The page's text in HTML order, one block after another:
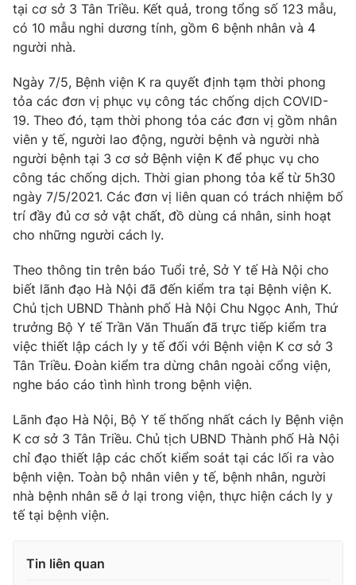
VTV Sức khoẻ Bất động sản
Thị trường 24h Tấm lòng Việt
VTV4 Vươn mình bằng AI
VTV9 VTV8
Liên hệ tòa soạn English
THỜI BÁO VTV
Theo dõi báo trên
Cơ quan chủ quản:Đài Truyền hình Việt Nam
Cơ quan báo chí:
Thời báo VTV
Giấy phép hoạt động báo in và báo điện tử số 483/GP-BTTTT
cấp ngày 29/12/2023
Tổng Biên tập:Vũ Thanh Thủy
Tổng đài VTV:024.38 355 931 - 024.38 355 932
tại cơ sở 3 Tân Triều. Kết quả, trong tổng số 123 mẫu,
có 10 mẫu nghi dương tính, gồm 6 bệnh nhân và 4
người nhà.
Ngày 7/5, Bệnh viện K ra quyết định tạm thời phong
tỏa các đơn vị phục vụ công tác chống dịch COVID-
19. Theo đó, tạm thời phong tỏa các đơn vị gồm nhân
viên y tế, người lao động, người bệnh và người nhà
người bệnh tại 3 cơ sở Bệnh viện K để phục vụ cho
công tác chống dịch. Thời gian phong tỏa kể từ 5h30
ngày 7/5/2021. Các đơn vị liên quan có trách nhiệm bố
trí đầy đủ cơ sở vật chất, đồ dùng cá nhân, sinh hoạt
cho những người cách ly.
Theo thông tin trên báo Tuổi trẻ, Sở Y tế Hà Nội cho
biết lãnh đạo Hà Nội đã đến kiểm tra tại Bệnh viện K.
Chủ tịch UBND Thành phố Hà Nội Chu Ngọc Anh, Thứ
trưởng Bộ Y tế Trần Văn Thuấn đã trực tiếp kiểm tra
việc thiết lập cách ly y tế đối với Bệnh viện K cơ sở 3
Tân Triều. Đoàn kiểm tra dừng chân ngoài cổng viện,
nghe báo cáo tình hình trong bệnh viện.
Lãnh đạo Hà Nội, Bộ Y tế thống nhất cách ly Bệnh viện
K cơ sở 3 Tân Triều. Chủ tịch UBND Thành phố Hà Nội
chỉ đạo thiết lập các chốt kiểm soát tại các lối ra vào
bệnh viện. Toàn bộ nhân viên y tế, bệnh nhân, người
nhà bệnh nhân sẽ ở lại trong viện, thực hiện cách ly y
tế tại bệnh viện.
Tin liên quan